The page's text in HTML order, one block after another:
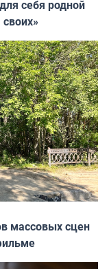
себя родной
массовых сцен